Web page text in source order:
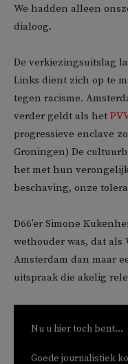
We hadden alleen
dialoog.
De verkiezingsuitslag
Links dient zich op te
tegen racisme.
verder geldt als het
progressieve enclave
Groningen) De
het met hun
beschaving, onze
D66’er Simone
wethouder was, dat als
Amsterdam dan maar
uitspraak die akelig
Nu u hier toch bent...
Goede journalistiek